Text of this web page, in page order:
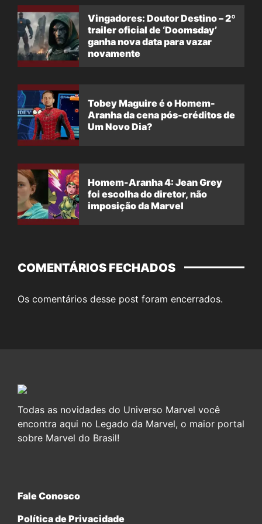
Vingadores: Doutor Destino – 2º
trailer oficial de ‘Doomsday’
ganha nova data para vazar
novamente
Tobey Maguire é o Homem-
Aranha da cena pós-créditos de
Um Novo Dia?
Homem-Aranha 4: Jean Grey
foi escolha do diretor, não
imposição da Marvel
COMENTÁRIOS FECHADOS
Os comentários desse post foram encerrados.
Todas as novidades do Universo Marvel você
encontra aqui no Legado da Marvel, o maior portal
sobre Marvel do Brasil!
Fale Conosco
Política de Privacidade